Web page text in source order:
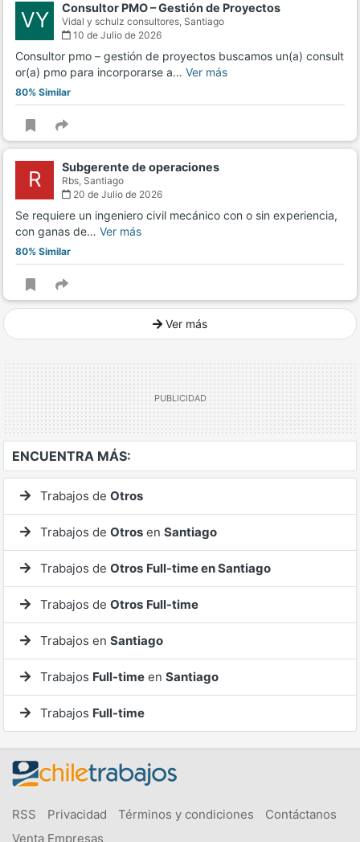
VY Consultor PMO – Gestión de Proyectos
Vidal y schulz consultores, Santiago
10 de Julio de 2026
Consultor pmo – gestión de proyectos buscamos un(a) consult
or(a) pmo para incorporarse a… Ver más
80% Similar
R Subgerente de operaciones
Rbs, Santiago
20 de Julio de 2026
Se requiere un ingeniero civil mecánico con o sin experiencia,
con ganas de… Ver más
80% Similar
Ver más
ENCUENTRA MÁS:
Trabajos de Otros
Trabajos de Otros en Santiago
Trabajos de Otros Full-time en Santiago
Trabajos de Otros Full-time
Trabajos en Santiago
Trabajos Full-time en Santiago
Trabajos Full-time
RSS Privacidad Términos y condiciones
Contáctanos
Venta Empresas